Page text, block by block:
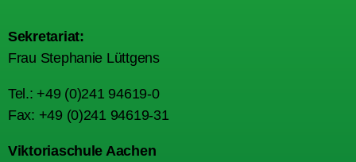
Sekretariat:
Frau Stephanie Lüttgens
Tel.: +49 (0)241 94619-0
Fax: +49 (0)241 94619-31
Viktoriaschule Aachen